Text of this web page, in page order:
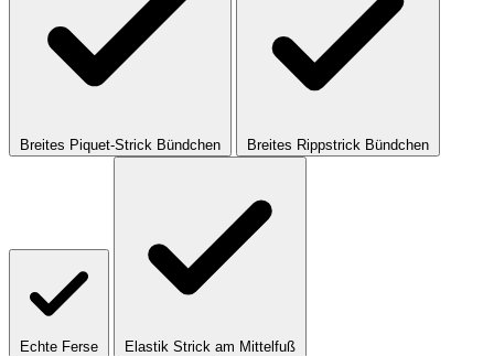
Breites Piquet-Strick Bündchen Breites Rippstrick Bündchen
Echte Ferse Elastik Strick am Mittelfuß